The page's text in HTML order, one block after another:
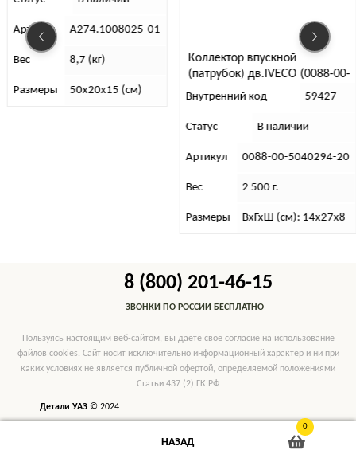
Артикул А274.1008025-01
Вес 8,7 (кг)
Размеры 50х20х15 (см)
Коллектор впускной
(патрубок) дв.IVECO (0088-00-
5040294-20)
Внутренний код 59427
Статус В наличии
Артикул 0088-00-5040294-20
Вес 2 500 г.
Размеры ВхГхШ (см): 14х27х8
8 (800) 201-46-15
ЗВОНКИ ПО РОССИИ БЕСПЛАТНО
0
Пользуясь настоящим веб-сайтом, вы даете свое согласие на использование
файлов cookies. Сайт носит исключительно информационный характер и ни при
каких условиях не является публичной офертой, определяемой положениями
Статьи 437 (2) ГК РФ
Детали УАЗ © 2024